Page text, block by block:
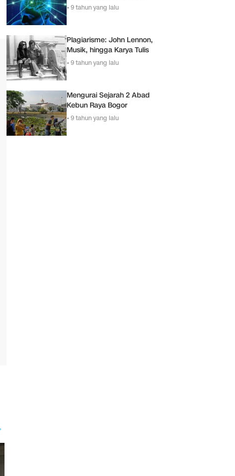
•9 tahun yang lalu
Plagiarisme: John Lennon,
Musik, hingga Karya Tulis
•9 tahun yang lalu
Mengurai Sejarah 2 Abad
Kebun Raya Bogor
•9 tahun yang lalu